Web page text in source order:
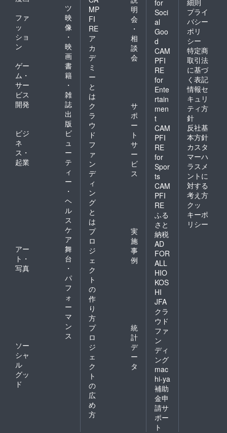
ツ
ファ
ッ
ショ
ン
映
像
・
映
画
ゲー
ム・
サー
ビス
開発
書
籍
・
雑
誌
出
版
ビジ
ネ
ス・
起業
ビ
ュ
ー
テ
ィ
ー
・
ヘ
ル
ス
ケ
ア
アー
ト・
写真
舞
台
・
パ
フ
ォ
ー
マ
ン
ス
ソー
シャ
ル
グッ
ド
MP
FI
RE
ア
カ
デ
ミ
ー
と
は
明
会
・
相
談
会
ク
ラ
ウ
ド
フ
ァ
ン
デ
ィ
ン
グ
と
は
サ
ポ
ー
ト
サ
ー
ビ
ス
プ
ロ
ジ
ェ
ク
ト
の
作
り
方
実
施
事
例
プ
ロ
ジ
ェ
ク
ト
の
広
め
方
統
計
デ
ー
タ
for
Soci
al
Goo
d
CAM
PFI
RE
for
Ente
rtain
men
t
CAM
PFI
RE
for
Spor
ts
CAM
PFI
RE
ふる
さと
納税
AD
FOR
ALL
HIO
KOS
HI
JFA
クラ
ウド
ファ
ン
ディ
ング
mac
hi-ya
補助
金申
請サ
ポー
ト
細則
プライ
バシー
ポリ
シー
特定商
取引法
に基づ
く表記
情報セ
キュリ
ティ方
針
反社基
本方針
カスタ
マーハ
ラスメ
ントに
対する
考え方
クッ
キーポ
リシー